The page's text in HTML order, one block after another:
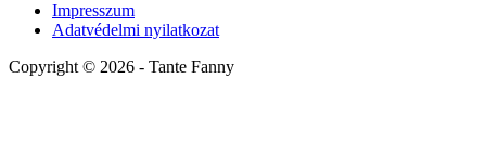
Impresszum
Adatvédelmi nyilatkozat
Copyright © 2026 - Tante Fanny